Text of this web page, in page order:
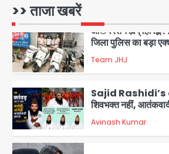
>> ताजा खबरें
4
जिला पुलिस का बड़ा
Team JHJ
5
Sajid
शिवभक्त नहीं,
कांवड़ियों पर विवादित
कराई FIR, NSA की मांग
Avinash Kumar